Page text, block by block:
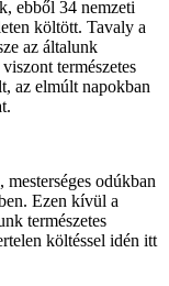
ebből 34 nemzeti
költött. Tavaly a
az általunk
természetes
az elmúlt napokban
odúkban
Ezen kívül a
természetes
költéssel idén itt